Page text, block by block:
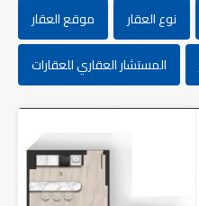
نوع العقار
موقع العقار
المستشار العقاري للعقارات